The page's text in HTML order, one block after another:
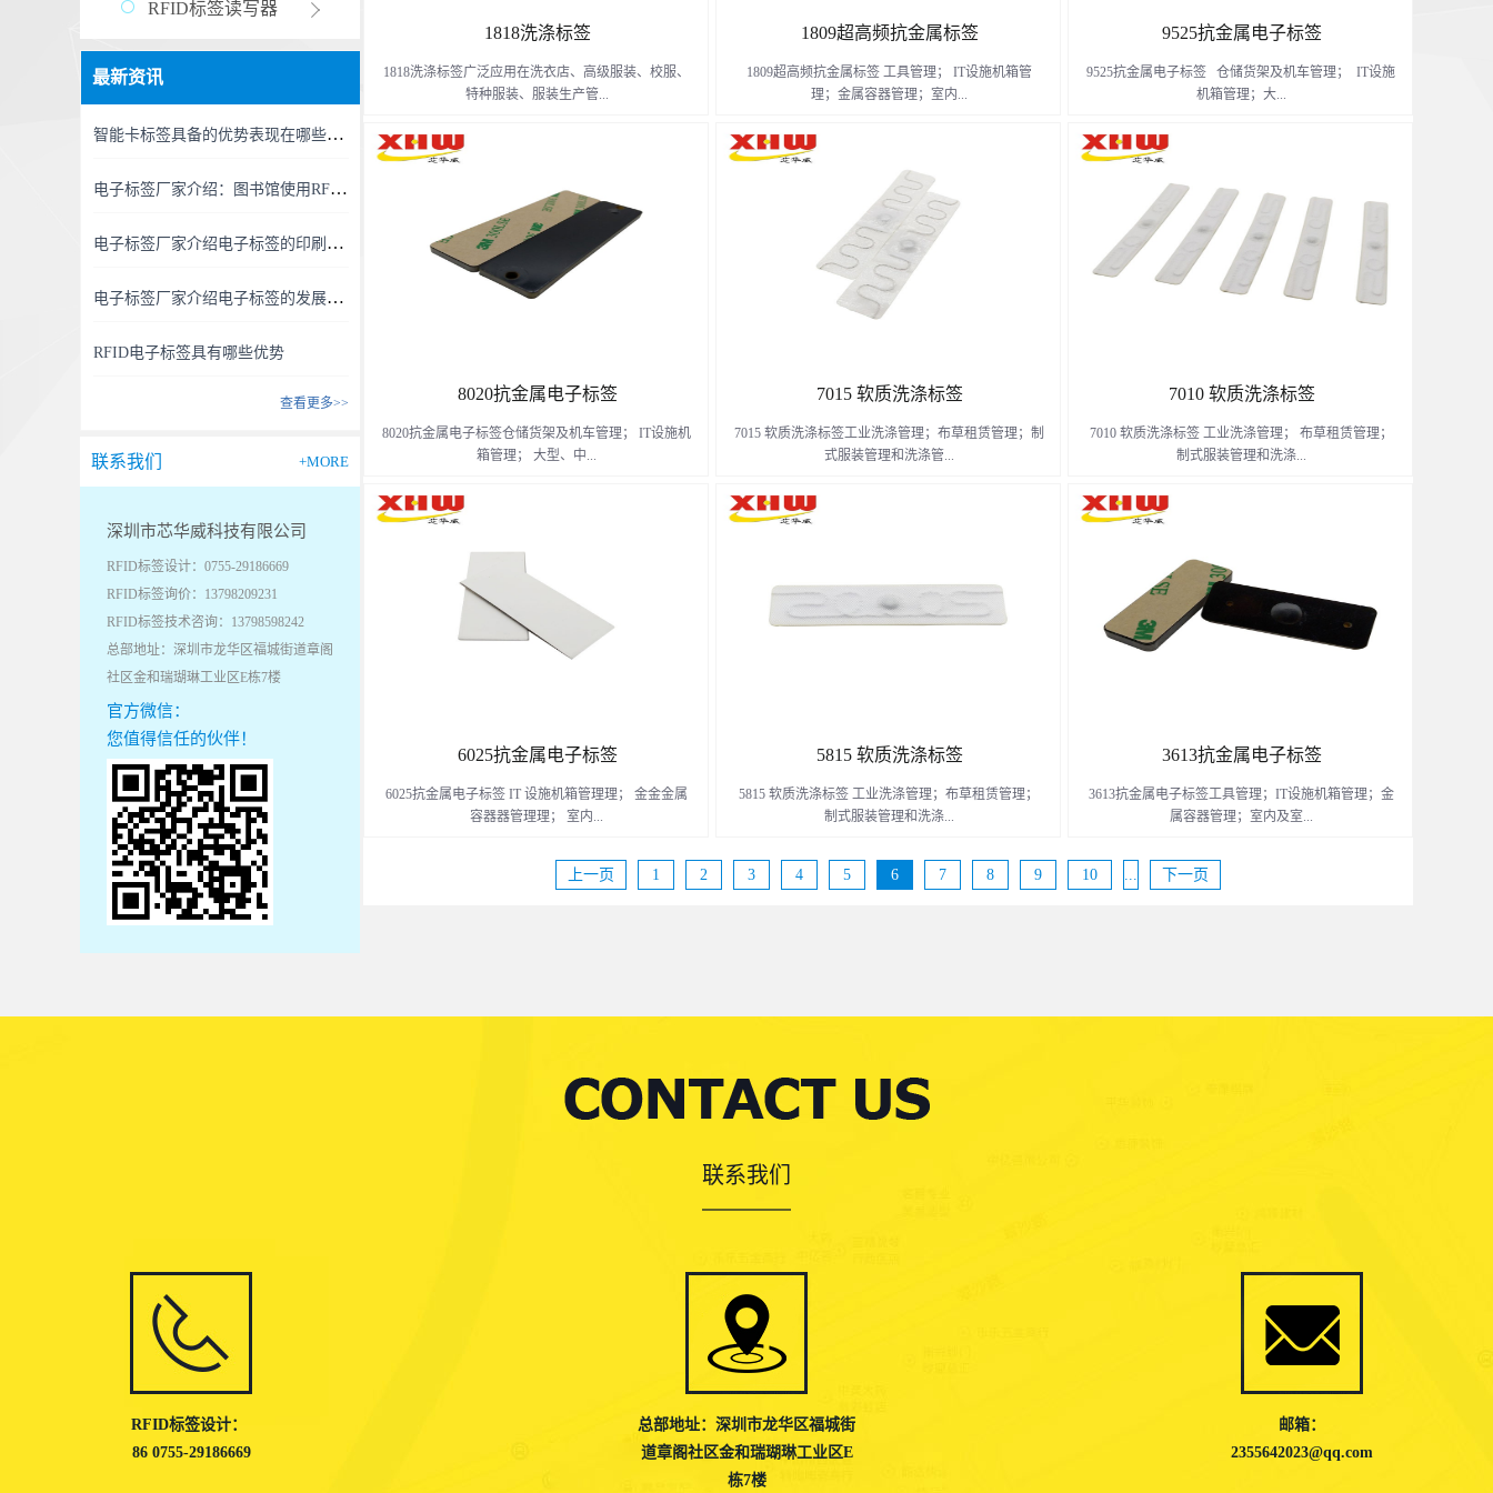
RFID标签读写器
最新资讯
智能卡标签具备的优势表现在哪些方面？
电子标签厂家介绍：图书馆使用RFID电子标签的作用
电子标签厂家介绍电子标签的印刷方法
电子标签厂家介绍电子标签的发展趋势
RFID电子标签具有哪些优势
查看更多>>
联系我们 +MORE
深圳市芯华威科技有限公司
RFID标签设计：0755-29186669
RFID标签询价：13798209231
RFID标签技术咨询：13798598242
总部地址：深圳市龙华区福城街道章阁
社区金和瑞瑚琳工业区E栋7楼
官方微信：
您值得信任的伙伴！
1818洗涤标签
1818洗涤标签广泛应用在洗衣店、高级服装、校服、
特种服装、服装生产管...
理、产品跟踪、仓库盘点，汽车发机维修标识等。
了解更多
1809超高频抗金属标签
1809超高频抗金属标签 工具管理； IT设施机箱管
理；金属容器管理；室内...
及室外带金属外壳的办公设备与设施管理；人员巡检
管理；固定资产管理。
了解更多
9525抗金属电子标签
9525抗金属电子标签 仓储货架及机车管理； IT设施
机箱管理；大...
型、中型金属容器管理； 电力箱、电力设施管
理； 室内及室外带金属外壳的办公设备与设施管
理； 人员巡检管理；固定资产管理。
了解更多
8020抗金属电子标签
8020抗金属电子标签仓储货架及机车管理； IT设施机
箱管理； 大型、中...
型金属容器管理； 电力箱、电力设施管理； 室内及
管理； 固定资产管理。
了解更多
7015 软质洗涤标签
7015 软质洗涤标签工业洗涤管理；布草租赁管理；制
式服装管理和洗涤管...
理；工服租赁及洗涤管理；医院布草和洗涤管理；军
料管理；
了解更多
7010 软质洗涤标签
7010 软质洗涤标签 工业洗涤管理； 布草租赁管理；
制式服装管理和洗涤...
管理；工服租赁及洗涤管理；医院布草和洗涤管理；
用服装管理； 人员管理；门禁管理；消防服装及软质
材料管理；其它需要软质及耐压产品的应用；
了解更多
6025抗⾦属电⼦标签
6025抗⾦属电⼦标签 IT 设施机箱管理理； ⾦金金属
容器器管理理； 室内...
带⾦金金属外壳的办公设备与设 施管理理； ⼈人员
5815 软质洗涤标签
5815 软质洗涤标签 工业洗涤管理；布草租赁管理；
制式服装管理和洗涤...
管理；工服租赁及洗涤管理；医院布草和洗涤管理；
3613抗金属电子标签
3613抗金属电子标签工具管理；IT设施机箱管理；金
属容器管理；室内及室...
外带金属外壳的办公设备与设施管理；人员巡检管
上一页 1 2 3 4 5 6 7 8 9 10 ... 下一页
联系我们
RFID标签设计：
86 0755-29186669
总部地址：深圳市龙华区福城街
道章阁社区金和瑞瑚琳工业区E
栋7楼
邮箱：
2355642023@qq.com